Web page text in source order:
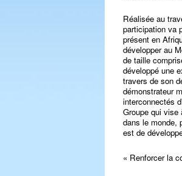
Réalisée au
participation va
présent en
développer au
de taille
développé une
travers de son
démonstrateur
interconnectés
Groupe qui vise
dans le monde,
est de
« Renforcer la